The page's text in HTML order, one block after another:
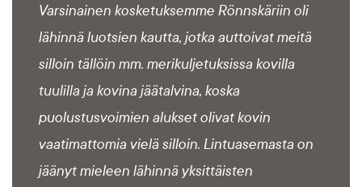
Varsinainen kosketuksemme Rönnskäriin oli
lähinnä luotsien kautta, jotka auttoivat meitä
silloin tällöin mm. merikuljetuksissa kovilla
tuulilla ja kovina jäätalvina, koska
puolustusvoimien alukset olivat kovin
vaatimattomia vielä silloin. Lintuasemasta on
jäänyt mieleen lähinnä yksittäisten